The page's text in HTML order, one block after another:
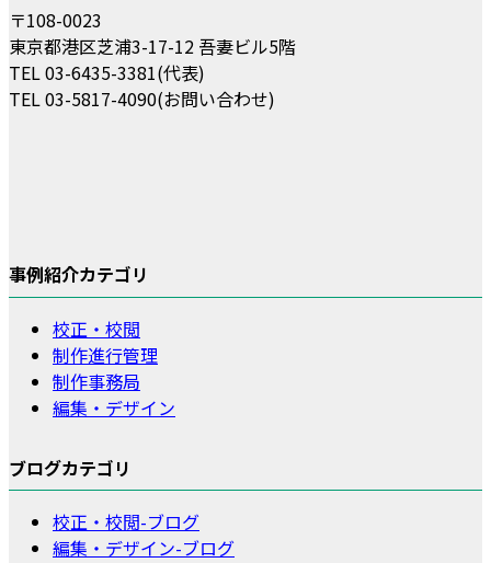
〒108-0023
東京都港区芝浦3-17-12 吾妻ビル5階
TEL 03-6435-3381(代表)
TEL 03-5817-4090(お問い合わせ)
事例紹介カテゴリ
校正・校閲
制作進行管理
制作事務局
編集・デザイン
ブログカテゴリ
校正・校閲-ブログ
編集・デザイン-ブログ